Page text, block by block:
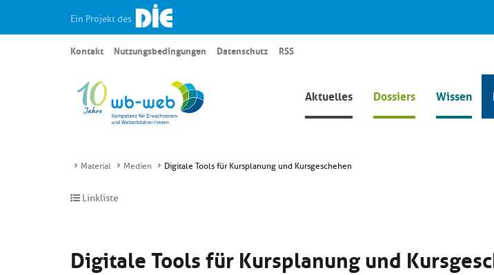
Ein Projekt des
Aktuelles Dossiers Wissen
Kontakt Nutzungsbedingungen Datenschutz RSS
Material Medien Digitale Tools für Kursplanung und Kursgeschehen
Linkliste
Digitale Tools für Kursplanung und